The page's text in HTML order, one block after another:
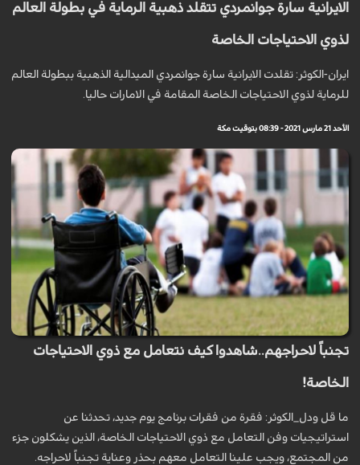
الايرانية سارة جوانمردي تتقلد ذهبية الرماية في بطولة العالم
لذوي الاحتياجات الخاصة
ايران-الكوثر: تقلدت الايرانية سارة جوانمردي الميدالية الذهبية ببطولة العالم
للرماية لذوي الاحتياجات الخاصة المقامة في الامارات حاليا.
الأحد 21 مارس 2021 - 08:39 بتوقيت مكة
تجنباً لاحراجهم..شاهدوا كيف نتعامل مع ذوي الاحتياجات
الخاصة!
ما قل ودل_الكوثر: فقرة من فقرات برنامج يوم جديد، تحدثنا عن
استراتيجيات وفن التعامل مع ذوي الاحتياجات الخاصة، الذين يشكلون جزء
من المجتمع، ويجب علينا التعامل معهم بحذر وعناية تجنباً لاحراجه.